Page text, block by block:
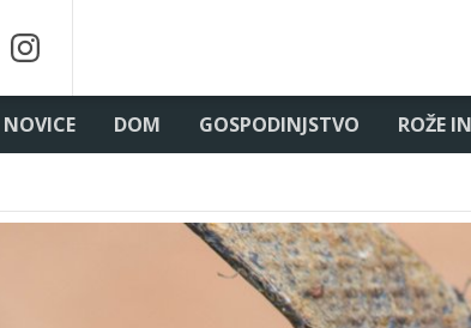
NOVICE DOM GOSPODINJSTVO ROŽE